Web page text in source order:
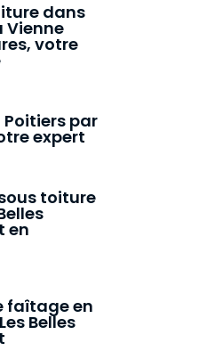
dans
Vienne
votre
par
expert
toiture
en
faîtage en
Belles